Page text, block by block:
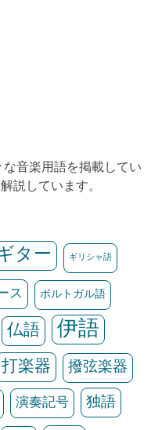
音楽用語を掲載してい
説しています。
ター ギリシャ語
ス ポルトガル語
仏語 伊語
打楽器 撥弦楽器
演奏記号 独語